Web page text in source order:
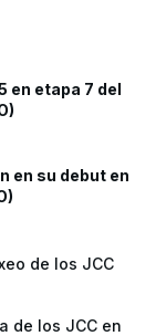
en etapa 7 del
en su debut en
de los JCC
de los JCC en